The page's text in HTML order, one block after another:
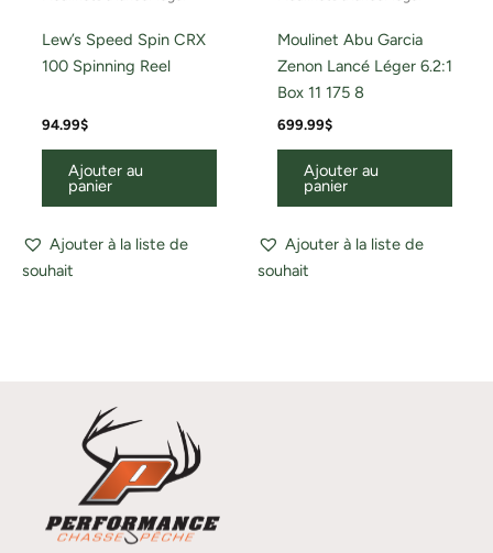
Lew’s Speed Spin CRX
100 Spinning Reel
94.99$
Ajouter au
panier
Ajouter à la liste de
souhait
Moulinet Abu Garcia
Zenon Lancé Léger 6.2:1
Box 11 175 8
699.99$
Ajouter au
panier
Ajouter à la liste de
souhait